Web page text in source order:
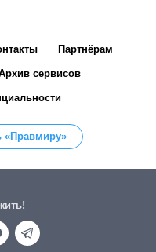
Партнёрам
сервисов
«Правмиру»